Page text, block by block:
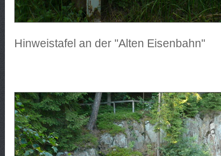
Hinweistafel an der "Alten Eisenbahn"